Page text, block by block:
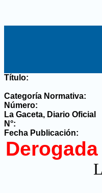
Título:
Categoría Normativa:
Número:
La Gaceta, Diario Oficial
N°:
Fecha Publicación: